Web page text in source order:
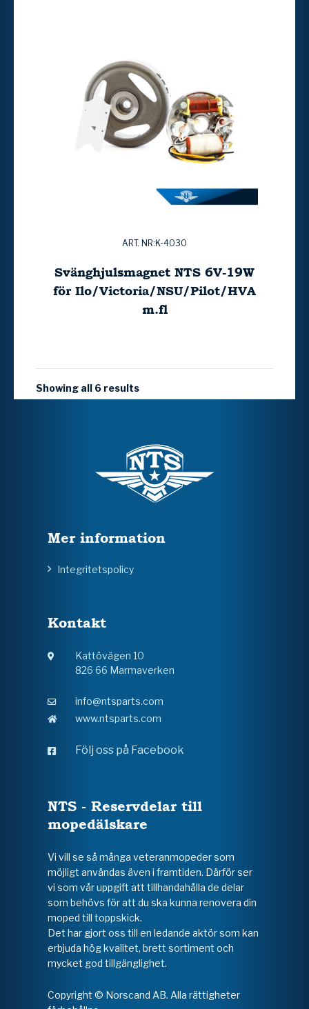
ART. NR:K-4030
Svänghjulsmagnet NTS 6V-19W
för Ilo/Victoria/NSU/Pilot/HVA
m.fl
Showing all 6 results
Mer information
Integritetspolicy
Kontakt
Kattövägen 10
826 66 Marmaverken
info@ntsparts.com
www.ntsparts.com
Följ oss på Facebook
NTS - Reservdelar till
mopedälskare
Vi vill se så många veteranmopeder som
möjligt användas även i framtiden. Därför ser
vi som vår uppgift att tillhandahålla de delar
som behövs för att du ska kunna renovera din
moped till toppskick.
Det har gjort oss till en ledande aktör som kan
erbjuda hög kvalitet, brett sortiment och
mycket god tillgänglighet.
Copyright © Norscand AB. Alla rättigheter